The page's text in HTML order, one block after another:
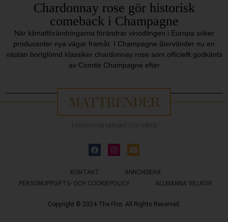
Chardonnay rose gör historisk
comeback i Champagne
När klimatförändringarna förändrar vinodlingen i Europa söker
producenter nya vägar framåt. I Champagne återvänder nu en
nästan bortglömd klassiker chardonnay rose som officiellt godkänts
av Comité Champagne efter
FÖR DIG SOM KAN MAT OCH DRYCK
KONTAKT
ANNONSERA
PERSONUPPGIFTS- OCH COOKIEPOLICY
ALLMÄNNA VILLKOR
Copyright © 2024 The Flco. All Rights Reserved.